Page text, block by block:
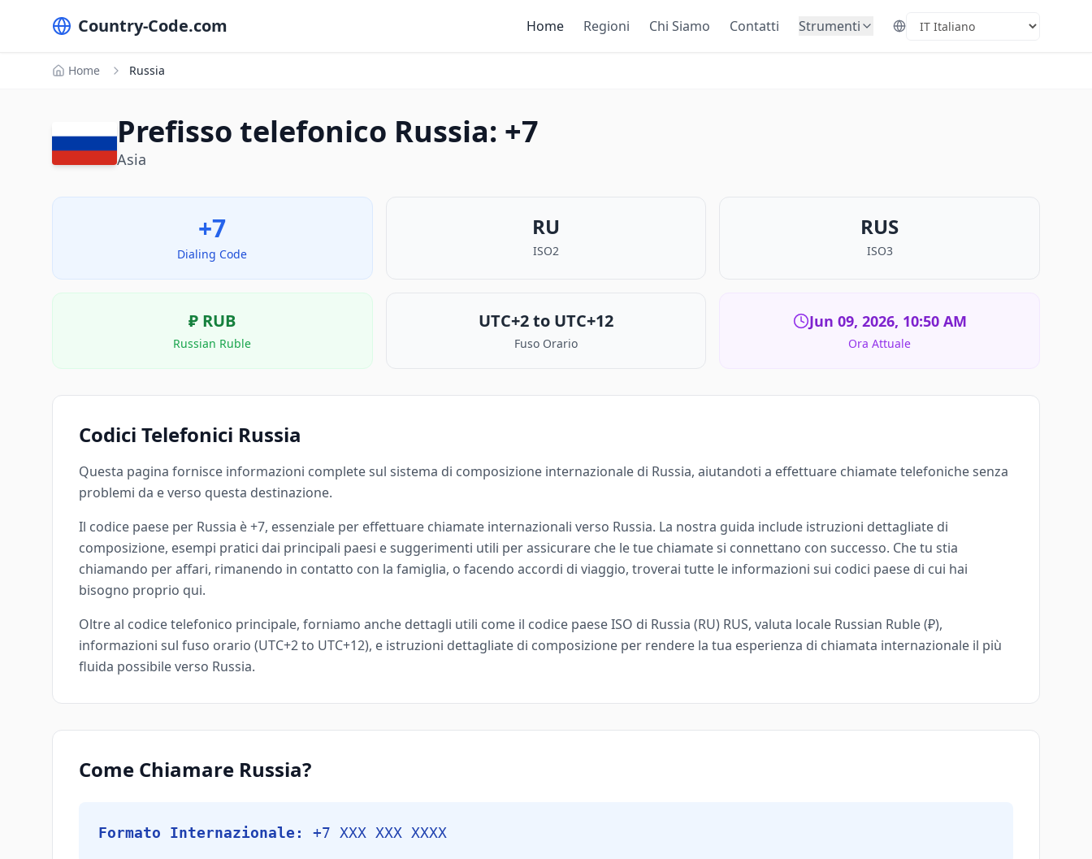
Country-Code.com Home Regioni Chi Siamo Contatti Strumenti Select Language
Home Russia
Prefisso telefonico Russia: +7
Asia
+7
Dialing Code
RU
ISO2
RUS
ISO3
₽ RUB
Russian Ruble
UTC+2 to UTC+12
Fuso Orario
Jun 09, 2026, 10:50 AM
Ora Attuale
Codici Telefonici Russia
Questa pagina fornisce informazioni complete sul sistema di composizione internazionale di Russia, aiutandoti a effettuare chiamate telefoniche senza
problemi da e verso questa destinazione.
Il codice paese per Russia è +7, essenziale per effettuare chiamate internazionali verso Russia. La nostra guida include istruzioni dettagliate di
composizione, esempi pratici dai principali paesi e suggerimenti utili per assicurare che le tue chiamate si connettano con successo. Che tu stia
chiamando per affari, rimanendo in contatto con la famiglia, o facendo accordi di viaggio, troverai tutte le informazioni sui codici paese di cui hai
bisogno proprio qui.
Oltre al codice telefonico principale, forniamo anche dettagli utili come il codice paese ISO di Russia (RU) RUS, valuta locale Russian Ruble (₽),
informazioni sul fuso orario (UTC+2 to UTC+12), e istruzioni dettagliate di composizione per rendere la tua esperienza di chiamata internazionale il più
fluida possibile verso Russia.
Come Chiamare Russia?
Formato Internazionale: +7 XXX XXX XXXX